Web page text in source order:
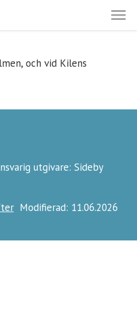
och vid Kilens
utgivare: Sideby
Modifierad: 11.06.2026